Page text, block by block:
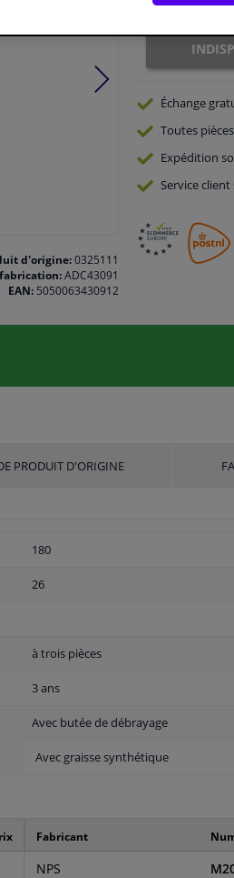
d'origine:0325111
ADC43091
EAN:5050063430912
Échange
Toutes
Expédition
Serviceclient
PRODUIT D'ORIGINE
180
26
à trois pièces
3 ans
Avec butée de débrayage
Avec graisse synthétique
Fabricant
NPS